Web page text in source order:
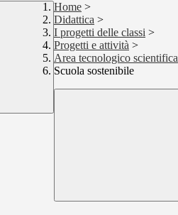
Home >
Didattica >
I progetti delle classi >
Progetti e attività >
Area tecnologico scientifica
Scuola sostenibile